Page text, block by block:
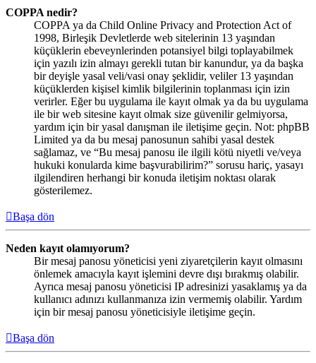
COPPA nedir?
COPPA ya da Child Online Privacy and Protection Act of
1998, Birleşik Devletlerde web sitelerinin 13 yaşından
küçüklerin ebeveynlerinden potansiyel bilgi toplayabilmek
için yazılı izin almayı gerekli tutan bir kanundur, ya da başka
bir deyişle yasal veli/vasi onay şeklidir, veliler 13 yaşından
küçüklerden kişisel kimlik bilgilerinin toplanması için izin
verirler. Eğer bu uygulama ile kayıt olmak ya da bu uygulama
ile bir web sitesine kayıt olmak size güvenilir gelmiyorsa,
yardım için bir yasal danışman ile iletişime geçin. Not: phpBB
Limited ya da bu mesaj panosunun sahibi yasal destek
sağlamaz, ve “Bu mesaj panosu ile ilgili kötü niyetli ve/veya
hukuki konularda kime başvurabilirim?” sorusu hariç, yasayı
ilgilendiren herhangi bir konuda iletişim noktası olarak
gösterilemez.
Başa dön
Neden kayıt olamıyorum?
Bir mesaj panosu yöneticisi yeni ziyaretçilerin kayıt olmasını
önlemek amacıyla kayıt işlemini devre dışı bırakmış olabilir.
Ayrıca mesaj panosu yöneticisi IP adresinizi yasaklamış ya da
kullanıcı adınızı kullanmanıza izin vermemiş olabilir. Yardım
için bir mesaj panosu yöneticisiyle iletişime geçin.
Başa dön